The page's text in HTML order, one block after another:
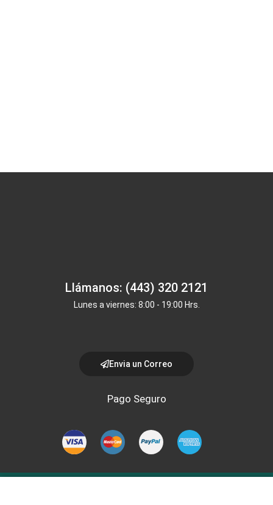
Llámanos: (443) 320 2121
Lunes a viernes: 8:00 - 19:00 Hrs.
Envia un Correo
Pago Seguro